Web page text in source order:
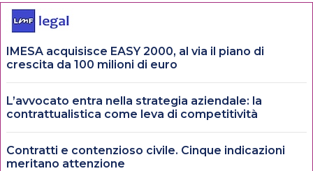
IMESA acquisisce EASY 2000, al via il piano di
crescita da 100 milioni di euro
L’avvocato entra nella strategia aziendale: la
contrattualistica come leva di competitività
Contratti e contenzioso civile. Cinque indicazioni
meritano attenzione